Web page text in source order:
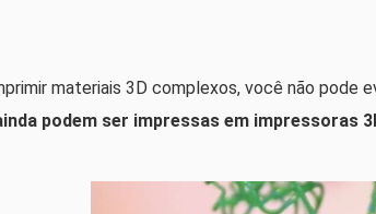
materiais 3D complexos, você não pode
podem ser impressas em impressoras